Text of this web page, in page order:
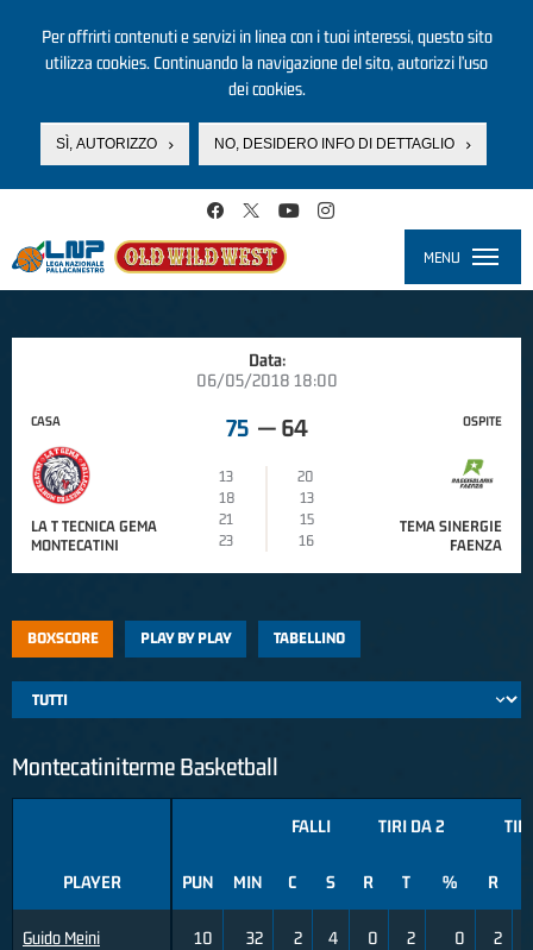
Per offrirti contenuti e servizi in linea con i tuoi interessi, questo sito
utilizza cookies. Continuando la navigazione del sito, autorizzi l’uso
dei cookies.
SÌ, AUTORIZZO NO, DESIDERO INFO DI DETTAGLIO
MENU
Data:
06/05/2018 18:00
CASA
LA T TECNICA GEMA
MONTECATINI
75 — 64
13
20
18
13
21
15
23
16
OSPITE
TEMA SINERGIE
FAENZA
BOXSCORE PLAY BY PLAY TABELLINO
Montecatiniterme Basketball
PLAYER
Guido Meini
FALLI TIRI DA 2
PUN MIN C S R T % R
10 32 2 4 0 2 0 2